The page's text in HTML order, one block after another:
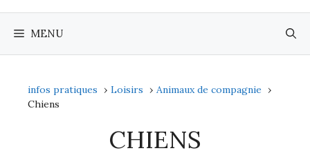
MENU
infos pratiques Loisirs
Animaux de compagnie
Chiens
CHIENS